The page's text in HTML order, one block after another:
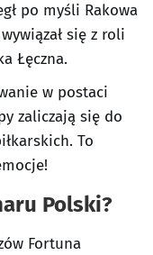
po myśli Rakowa
się z roli
Łęczna.
w postaci
zaliczają się do
To
Polski?
Fortuna